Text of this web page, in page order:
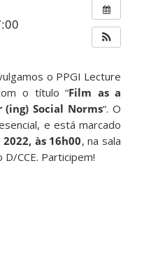
o PPGI Lecture
o título “Film as a
(ing) Social Norms“. O
e está marcado
às 16h00, na sala
CCE. Participem!